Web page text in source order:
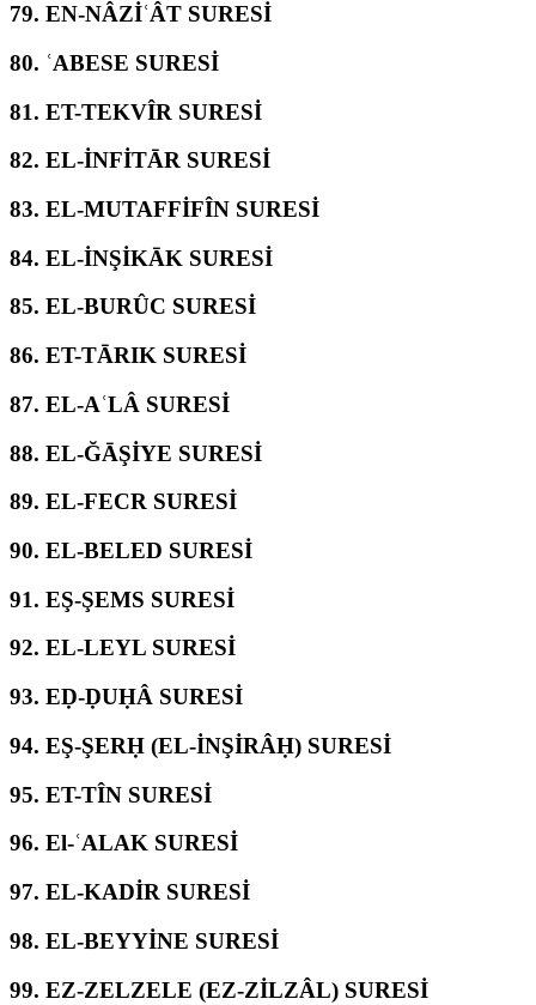
79. EN-NÂZİʿÂT SURESİ
80. ʿABESE SURESİ
81. ET-TEKVÎR SURESİ
82. EL-İNFİTĀR SURESİ
83. EL-MUTAFFİFÎN SURESİ
84. EL-İNŞİKĀK SURESİ
85. EL-BURÛC SURESİ
86. ET-TĀRIK SURESİ
87. EL-AʿLÂ SURESİ
88. EL-ĞĀŞİYE SURESİ
89. EL-FECR SURESİ
90. EL-BELED SURESİ
91. EŞ-ŞEMS SURESİ
92. EL-LEYL SURESİ
93. EḌ-ḌUḤÂ SURESİ
94. EŞ-ŞERḤ (EL-İNŞİRÂḤ) SURESİ
95. ET-TÎN SURESİ
96. El-ʿALAK SURESİ
97. EL-KADİR SURESİ
98. EL-BEYYİNE SURESİ
99. EZ-ZELZELE (EZ-ZİLZÂL) SURESİ